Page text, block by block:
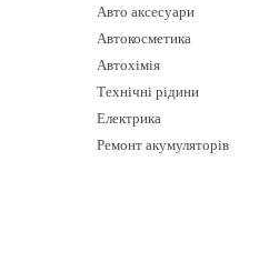
Авто аксесуари
Автокосметика
Автохімія
Технічні рідини
Електрика
Ремонт акумуляторів